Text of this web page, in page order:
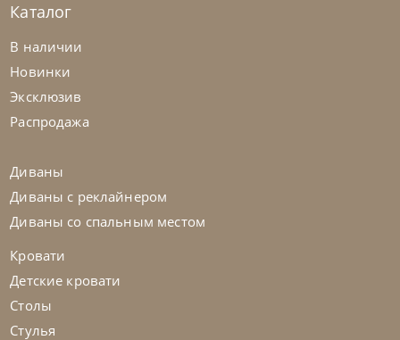
На заказ
на выбор на выбор
Каталог
В наличии
Новинки
Эксклюзив
Распродажа
Диваны
Диваны с реклайнером
Диваны со спальным местом
Кровати
Детские кровати
Столы
Стулья